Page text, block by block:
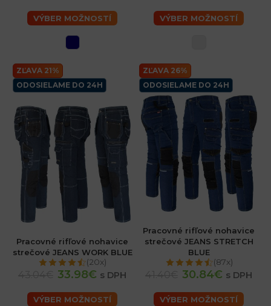
VÝBER MOŽNOSTÍ VÝBER MOŽNOSTÍ
ZĽAVA 21%
ODOSIELAME DO 24H
Pracovné rifľové nohavice
strečové JEANS WORK BLUE
(20x)
33.98€ s DPH
VÝBER MOŽNOSTÍ
ZĽAVA 26%
ODOSIELAME DO 24H
Pracovné rifľové nohavice
strečové JEANS STRETCH
BLUE
(87x)
30.84€ s DPH
VÝBER MOŽNOSTÍ